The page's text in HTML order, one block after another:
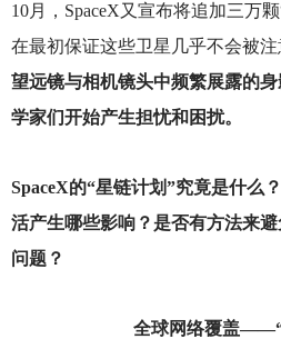
10月，SpaceX又宣布将追加三万
在最初保证这些卫星几乎不会被注
望远镜与相机镜头中频繁展露的
学家们开始产生担忧和困扰。
SpaceX的“星链计划”究竟是什么
活产生哪些影响？是否有方法来
问题？
全球网络覆盖